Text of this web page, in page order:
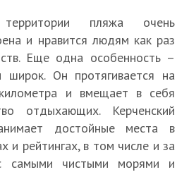
пляжа очень
и нравится людям как раз
Еще одна особенность –
Он протягивается на
и вмещает в себя
отдыхающих. Керченский
достойные места в
и рейтингах, в том числе и за
самыми чистыми морями и